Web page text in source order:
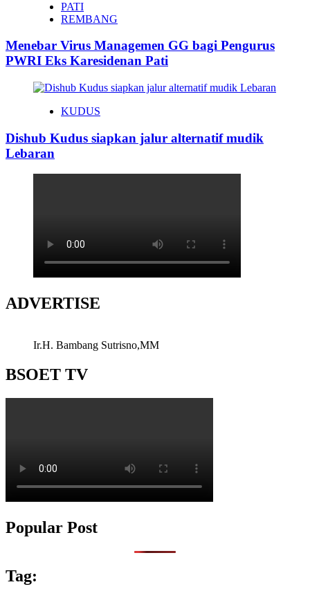
PATI
REMBANG
Menebar Virus Managemen GG bagi Pengurus
PWRI Eks Karesidenan Pati
KUDUS
Dishub Kudus siapkan jalur alternatif mudik
Lebaran
ADVERTISE
Ir.H. Bambang Sutrisno,MM
BSOET TV
Popular Post
Tag: